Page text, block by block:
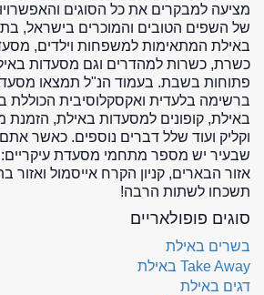
מציעה למבקרים את כל הסוגים
של השפים הטובים והמוכרים בישראל,
באילת המתאימות למשפחות וילדים,
כשרת, כשרות למהדרים וגם מסעדות
פתוחות בשבת. בעמוד הנ"ל תמצאו
ברשימה בלעדית ואקסקלוסיבית הכוללת
באילת, קופונים למסעדות באילת,
וקליק ועוד שלל דברים נוספים. כאשר
שבעיר יש מספר מתחמי מסעדת
אזור הבארים, קניון הקרח אייסמול ואזור
תשכחו לשתות הרבה!
סוגים פופולאריים
בשרים באילת
Take Away באילת
דגים באילת